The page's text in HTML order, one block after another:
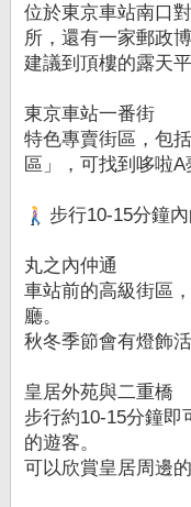
位於東京車站南口
所，還有一家郵政
建議到頂樓的露天
東京車站一番街
特色專賣街區，包
區」，可找到哆啦A
步行10-15分鐘
丸之內仲通
車站前的高級街區
廳。
秋冬季節會有燈飾
皇居外苑與二重橋
步行約10-15分鐘即
的遊客。
可以欣賞皇居周邊